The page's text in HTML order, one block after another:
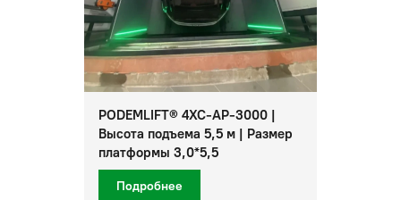
PODEMLIFT® 4XC-AP-3000 |
Высота подъема 5,5 м | Размер
платформы 3,0*5,5
Подробнее